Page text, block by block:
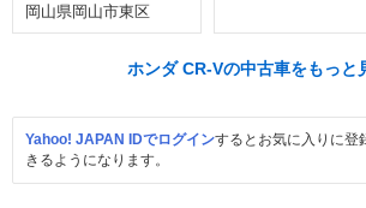
岡山県岡山市東区
ホンダ CR-Vの中古車をもっと
Yahoo! JAPAN IDでログインするとお気に入りに登
きるようになります。